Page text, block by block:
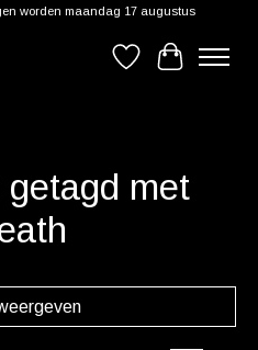
worden maandag 17 augustus
Verlanglijst
met